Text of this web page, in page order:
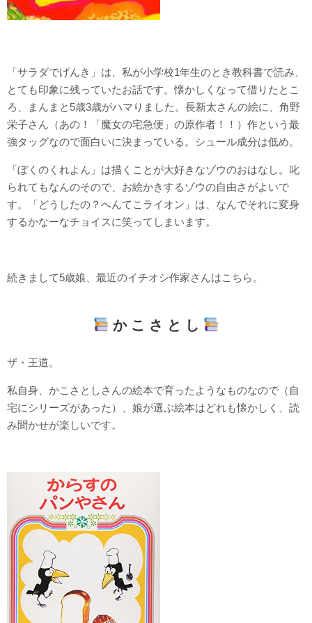
「サラダでげんき」は、私が小学校1年生のとき教科書で読み、
とても印象に残っていたお話です。懐かしくなって借りたとこ
ろ、まんまと5歳3歳がハマりました。長新太さんの絵に、角野
栄子さん（あの！「魔女の宅急便」の原作者！！）作という最
強タッグなので面白いに決まっている。シュール成分は低め。
「ぼくのくれよん」は描くことが大好きなゾウのおはなし。叱
られてもなんのそので、お絵かきするゾウの自由さがよいで
す。「どうしたの？へんてこライオン」は、なんでそれに変身
するかなーなチョイスに笑ってしまいます。
続きまして5歳娘、最近のイチオシ作家さんはこちら。
か こ さ と し
ザ・王道。
私自身、かこさとしさんの絵本で育ったようなものなので（自
宅にシリーズがあった）、娘が選ぶ絵本はどれも懐かしく、読
み聞かせが楽しいです。